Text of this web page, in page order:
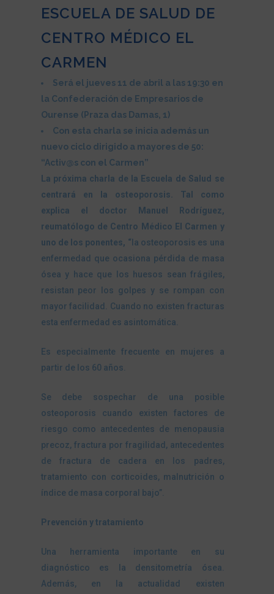
ESCUELA DE SALUD DE
CENTRO MÉDICO EL
CARMEN
Será el jueves 11 de abril a las 19:30 en
la Confederación de Empresarios de
Ourense (Praza das Damas, 1)
Con esta charla se inicia además un
nuevo ciclo dirigido a mayores de 50:
“Activ@s con el Carmen”
La próxima charla de la Escuela de Salud se
centrará en la osteoporosis. Tal como
explica el doctor Manuel Rodríguez,
reumatólogo de Centro Médico El Carmen y
uno de los ponentes, “ la osteoporosis es una
enfermedad que ocasiona pérdida de masa
ósea y hace que los huesos sean frágiles,
resistan peor los golpes y se rompan con
mayor facilidad. Cuando no existen fracturas
esta enfermedad es asintomática.
Es especialmente frecuente en mujeres a
partir de los 60 años.
Se debe sospechar de una posible
osteoporosis cuando existen factores de
riesgo como antecedentes de menopausia
precoz, fractura por fragilidad, antecedentes
de fractura de cadera en los padres,
tratamiento con corticoides, malnutrición o
índice de masa corporal bajo”.
Prevención y tratamiento
Una herramienta importante en su
diagnóstico es la densitometría ósea.
Además, en la actualidad existen